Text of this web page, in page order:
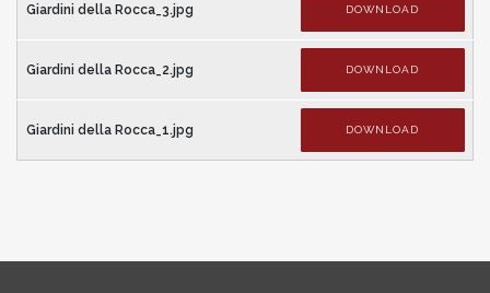
Giardini della Rocca_3.jpg DOWNLOAD
Giardini della Rocca_2.jpg DOWNLOAD
Giardini della Rocca_1.jpg DOWNLOAD